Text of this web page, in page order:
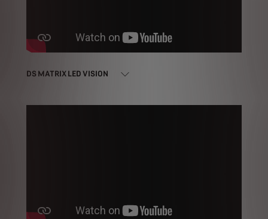
DS MATRIX LED VISION